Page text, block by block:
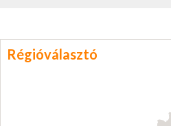
Régióválasztó